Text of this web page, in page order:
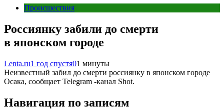
Происшествия
Россиянку забили до смерти
в японском городе
Lenta.ru1 год спустя01 минуты
Неизвестный забил до смерти россиянку в японском городе
Осака, сообщает Telegram -канал Shot.
Навигация по записям